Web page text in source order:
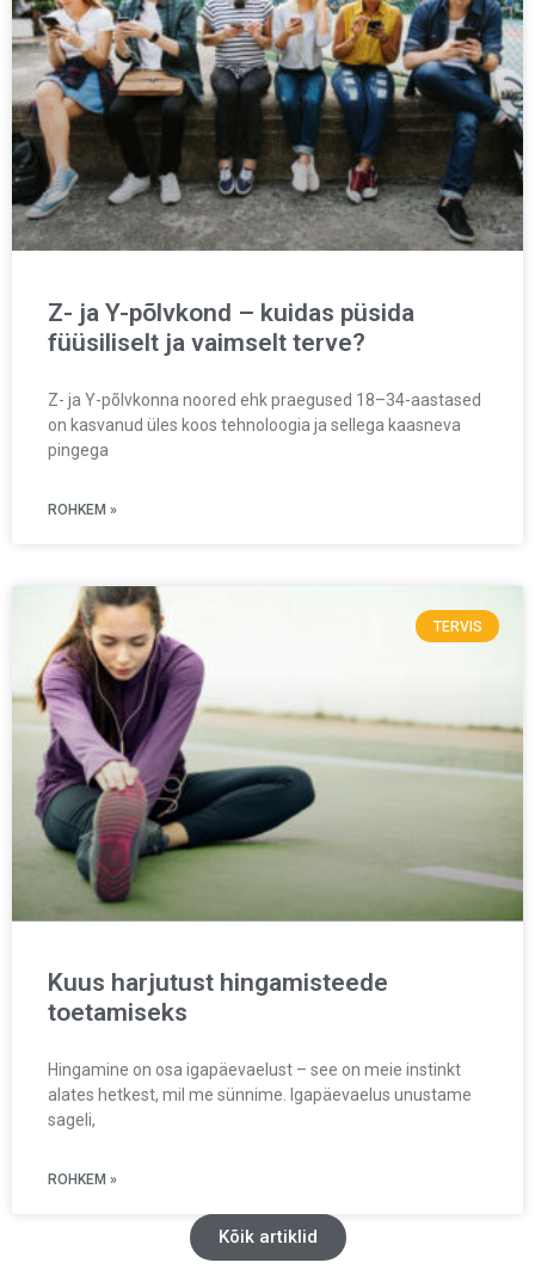
Z- ja Y-põlvkond – kuidas püsida
füüsiliselt ja vaimselt terve?
Z- ja Y-põlvkonna noored ehk praegused 18–34-aastased
on kasvanud üles koos tehnoloogia ja sellega kaasneva
pingega
ROHKEM »
TERVIS
Kuus harjutust hingamisteede
toetamiseks
Hingamine on osa igapäevaelust – see on meie instinkt
alates hetkest, mil me sünnime. Igapäevaelus unustame
sageli,
ROHKEM »
Kõik artiklid